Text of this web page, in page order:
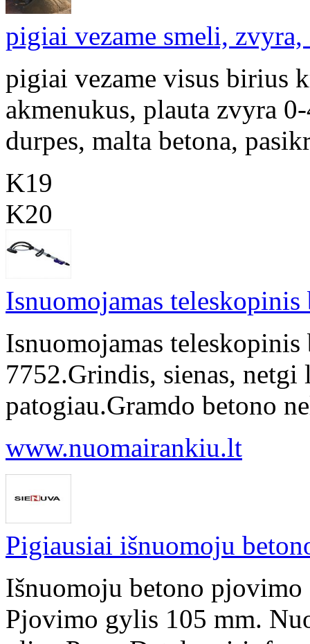
pigiai vezame smeli,
pigiai vezame visus birius
akmenukus, plauta zvyra
durpes, malta betona,
K19
K20
Isnuomojamas
Isnuomojamas
7752.Grindis, sienas,
patogiau.Gramdo betono
www.nuomairankiu.lt
Pigiausiai išnuomoju
Išnuomoju betono pjovimo
Pjovimo gylis 105 mm.